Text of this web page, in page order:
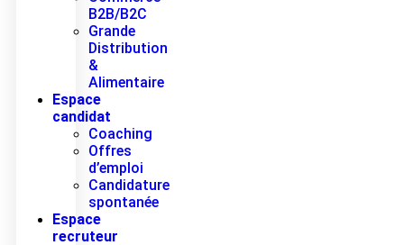
B2B/B2C
Grande
Distribution
&
Alimentaire
Espace
candidat
Coaching
Offres
d’emploi
Candidature
spontanée
Espace
recruteur